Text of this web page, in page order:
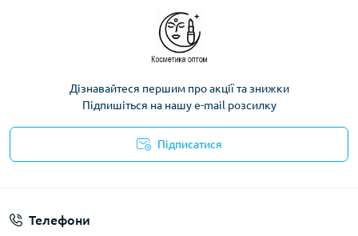
Дізнавайтеся першим про акції та знижки
Підпишіться на нашу e-mail розсилку
Підписатися
Телефони